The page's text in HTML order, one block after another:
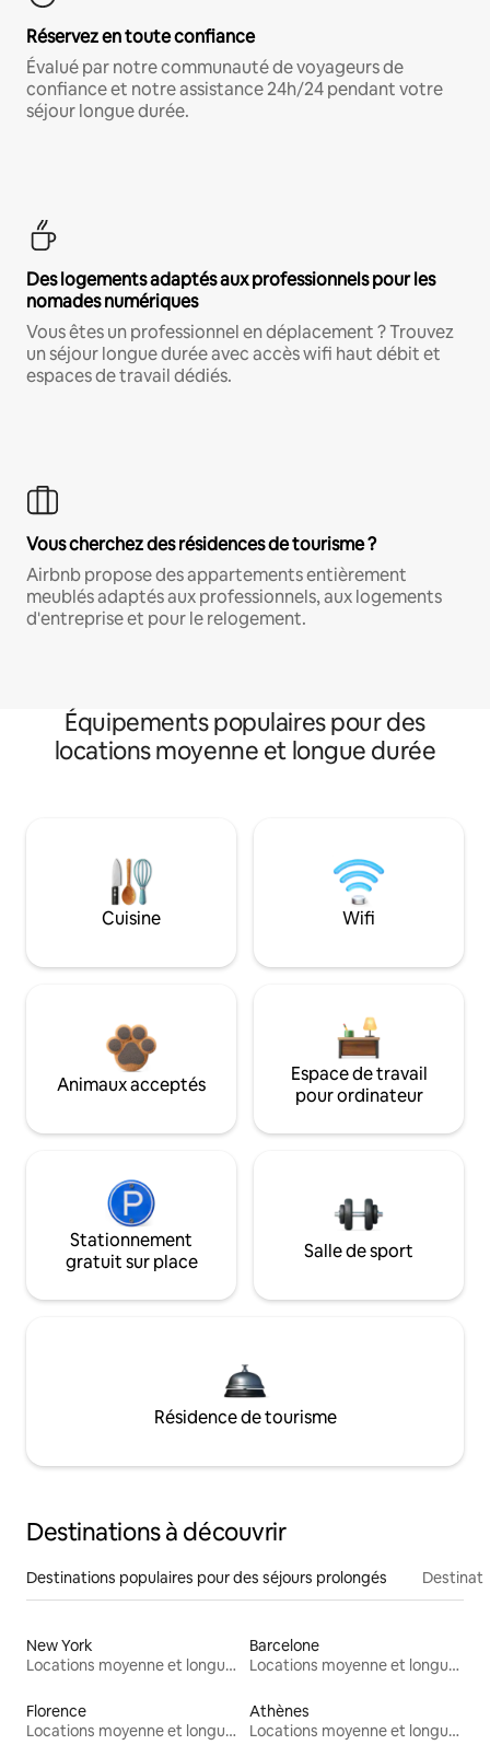
Réservez en toute confiance
Évalué par notre communauté de voyageurs de
confiance et notre assistance 24h/24 pendant votre
séjour longue durée.
Des logements adaptés aux professionnels pour les
nomades numériques
Vous êtes un professionnel en déplacement ? Trouvez
un séjour longue durée avec accès wifi haut débit et
espaces de travail dédiés.
Vous cherchez des résidences de tourisme ?
Airbnb propose des appartements entièrement
meublés adaptés aux professionnels, aux logements
d'entreprise et pour le relogement.
Équipements populaires pour des
locations moyenne et longue durée
Cuisine Wifi
Animaux acceptés
Espace de travail
pour ordinateur
Stationnement
gratuit sur place
Salle de sport
Résidence de tourisme
Destinations à découvrir
Destinations populaires pour des séjours prolongés
New York
Locations moyenne et longue durée
Barcelone
Locations moyenne et longue durée
Florence
Locations moyenne et longue durée
Athènes
Locations moyenne et longue durée